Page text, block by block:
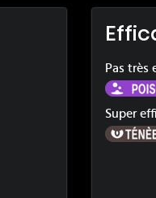
Pas très
Super